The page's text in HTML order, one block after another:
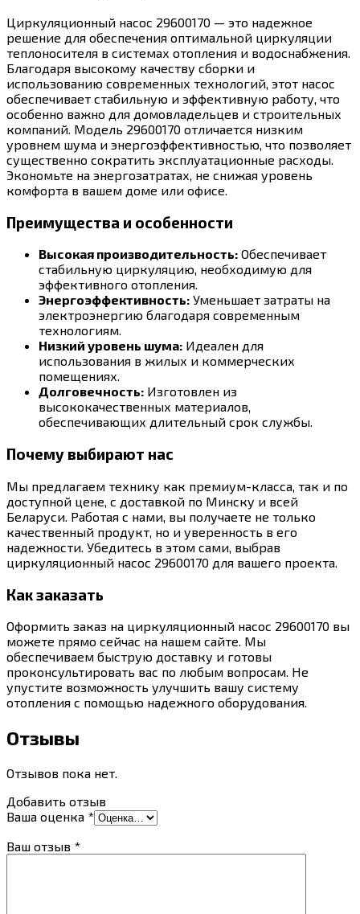
Циркуляционный насос 29600170 — это надежное
решение для обеспечения оптимальной циркуляции
теплоносителя в системах отопления и водоснабжения.
Благодаря высокому качеству сборки и
использованию современных технологий, этот насос
обеспечивает стабильную и эффективную работу, что
особенно важно для домовладельцев и строительных
компаний. Модель 29600170 отличается низким
уровнем шума и энергоэффективностью, что позволяет
существенно сократить эксплуатационные расходы.
Экономьте на энергозатратах, не снижая уровень
комфорта в вашем доме или офисе.
Преимущества и особенности
Высокая производительность: Обеспечивает
стабильную циркуляцию, необходимую для
эффективного отопления.
Энергоэффективность: Уменьшает затраты на
электроэнергию благодаря современным
технологиям.
Низкий уровень шума: Идеален для
использования в жилых и коммерческих
помещениях.
Долговечность: Изготовлен из
высококачественных материалов,
обеспечивающих длительный срок службы.
Почему выбирают нас
Мы предлагаем технику как премиум-класса, так и по
доступной цене, с доставкой по Минску и всей
Беларуси. Работая с нами, вы получаете не только
качественный продукт, но и уверенность в его
надежности. Убедитесь в этом сами, выбрав
циркуляционный насос 29600170 для вашего проекта.
Как заказать
Оформить заказ на циркуляционный насос 29600170 вы
можете прямо сейчас на нашем сайте. Мы
обеспечиваем быструю доставку и готовы
проконсультировать вас по любым вопросам. Не
упустите возможность улучшить вашу систему
отопления с помощью надежного оборудования.
Отзывы
Отзывов пока нет.
Добавить отзыв
Ваша оценка *
Ваш отзыв *